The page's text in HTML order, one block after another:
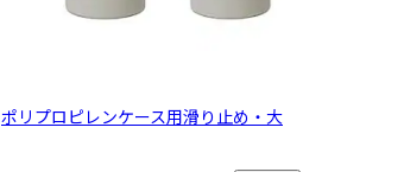
ポリプロピレンケース用滑り止め・大